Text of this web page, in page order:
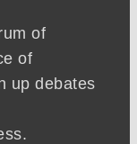
of
of
up debates